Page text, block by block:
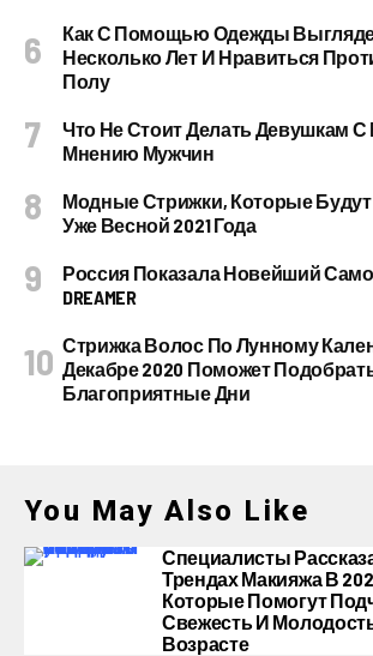
Как С Помощью Одежды
Несколько Лет И Нравиться
Полу
Что Не Стоит Делать Девушкам
Мнению Мужчин
Модные Стрижки, Которые
Уже Весной 2021 Года
Россия Показала Новейший
DREAMER
Стрижка Волос По Лунному
Декабре 2020 Поможет
Благоприятные Дни
You May Also Like
Специалисты
Трендах Макияжа В
Которые Помогут
Свежесть И
Возрасте